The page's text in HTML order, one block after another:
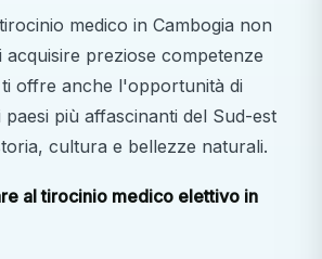
medico in Cambogia non
acquisire preziose competenze
offre anche l'opportunità di
più affascinanti del Sud-est
cultura e bellezze naturali.
al tirocinio medico elettivo in